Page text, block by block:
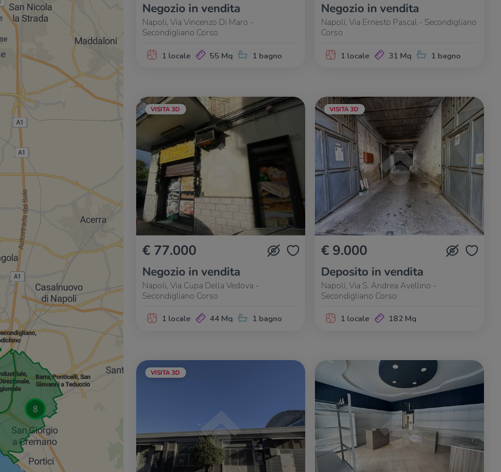
Negozio in vendita
Napoli, Via Vincenzo Di Maro -
Secondigliano Corso
1 locale 55 Mq 1 bagno
Negozio in vendita
Napoli, Via Ernesto Pascal - Secondigliano
Corso
1 locale 31 Mq 1 bagno
VISITA 3D
€ 77.000
Negozio in vendita
Napoli, Via Cupa Della Vedova -
Secondigliano Corso
1 locale 44 Mq 1 bagno
VISITA 3D
€ 9.000
Deposito in vendita
Napoli, Via S. Andrea Avellino -
Secondigliano Corso
1 locale 182 Mq
VISITA 3D